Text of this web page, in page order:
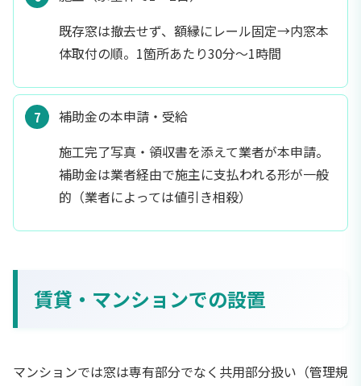
既存窓は撤去せず、額縁にレール固定→内窓本
体取付の順。1箇所あたり30分〜1時間
補助金の本申請・受給
施工完了写真・領収書を添えて業者が本申請。
補助金は業者経由で施主に支払われる形が一般
的（業者によっては値引き相殺）
賃貸・マンションでの設置
マンションでは窓は専有部分でなく共用部分扱い（管理規